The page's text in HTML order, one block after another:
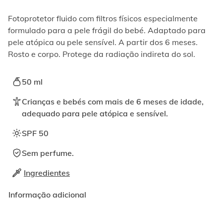
ser
reproduzidos
botão
Fotoprotetor fluido com filtros físicos especialmente
formulado para a pele frágil do bebé. Adaptado para
pele atópica ou pele sensível. A partir dos 6 meses.
Rosto e corpo. Protege da radiação indireta do sol.
50 ml
Crianças e bebés com mais de 6 meses de idade,
adequado para pele atópica e sensível.
SPF 50
Sem perfume.
Ingredientes
Informação adicional